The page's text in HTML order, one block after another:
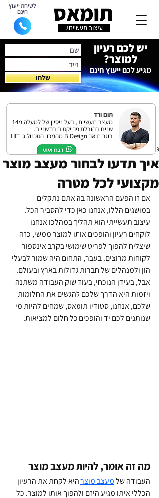
לשיחת ייעוץ
חינם
יש לכם רעיון
למוצר?
מגיע לכם ייעוץ חינם
שלחו
איך תדעו לבחור מעצב מוצר
מקצועי לכל מטרה
19 בינו׳ 2023
אם זו הפעם הראשונה בה אתם נתקלים
במושגים הללו, אנחנו כאן כדי להסביר הכל.
עיצוב תעשייתי הוא תהליך במהלכו אנחנו
לוקחים רעיון והופכים אותו למוצר ממשי, כזה
שיצליח להפוך לפריט שימושי בקרב אינספור
לקוחות מרוצים. בעבר, התחום היה שמור לבעלי
הון ולמנהלים של חברות גדולות בארץ ובעולם.
אבל, בעידן הנוכחי, בעוד שוק העבודה משתנה
ויזמות היא הדרך שלכם להגשים את החלומות
שלכם, אנחנו, סטודיו תומאס, שמחים להיות מי
שנותנים לכם יד והופכים כל חלום למציאות.
מה זה אומר, להיות מעצב מוצר
העבודה של מעצב מוצר היא לקחת את הרעיון
הכללי איתו מגיע היזם ולהפוך אותו למוצר. כל
תום ורד
מעצב תעשייתי, בעל ניסיון של למעלה מ14
שנים בהובלת פרויקטים חדשניים.
בוגר תואר B.Design מהמכון הטכנולוגי HIT.